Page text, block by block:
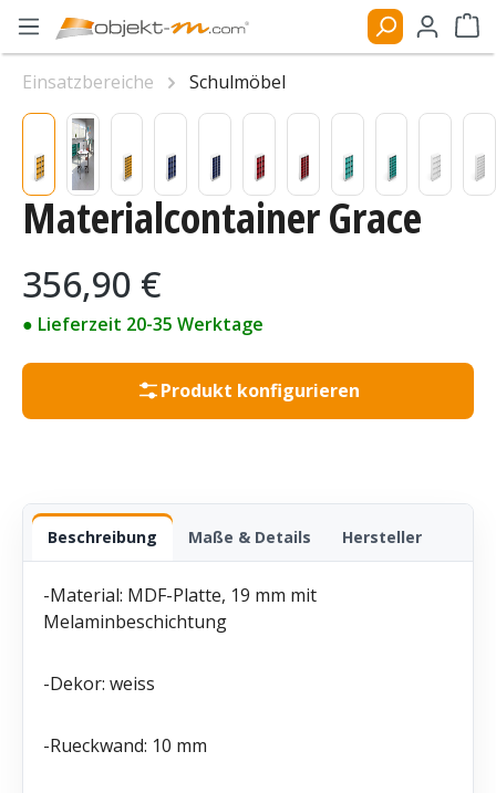
Zum Hauptinhalt springen
Materialcontainer Grace
Regulärer Preis:
356,90 €
● Lieferzeit 20-35 Werktage
Produkt konfigurieren
Beschreibung Maße & Details Hersteller
-Material: MDF-Platte, 19 mm mit
Melaminbeschichtung
-Dekor: weiss
-Rueckwand: 10 mm
Einsatzbereiche
Schulmöbel
Bildergalerie überspringen